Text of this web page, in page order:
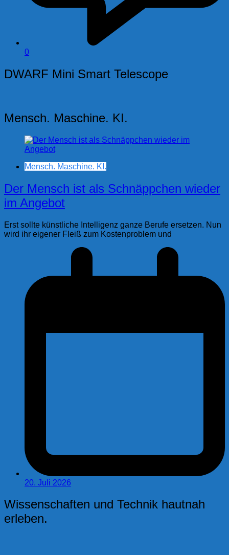
0
DWARF Mini Smart Telescope
Mensch. Maschine. KI.
Mensch. Maschine. KI.
Der Mensch ist als Schnäppchen wieder
im Angebot
Erst sollte künstliche Intelligenz ganze Berufe ersetzen. Nun
wird ihr eigener Fleiß zum Kostenproblem und
20. Juli 2026
Wissenschaften und Technik hautnah
erleben.